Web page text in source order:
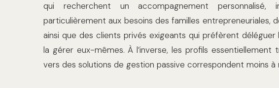
qui recherchent un accompagnement
particulièrement aux besoins des familles entrepreneuriales,
ainsi que des clients privés exigeants qui préfèrent
la gérer eux-mêmes. À l’inverse, les profils essentiellement
vers des solutions de gestion passive correspondent moins